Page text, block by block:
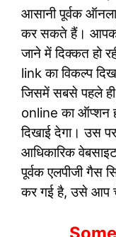
आसानी पूर्वक
कर सकते हैं। आपको
जाने में दिक्कत हो
link का विकल्प
जिसमें सबसे पहले
online का ऑप्शन
दिखाई देगा। उस
आधिकारिक
पूर्वक एलपीजी गैस
कर गई है, उसे आप